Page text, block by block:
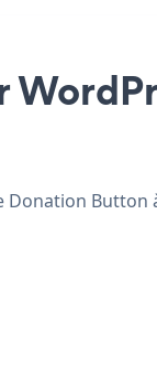
Donation Button